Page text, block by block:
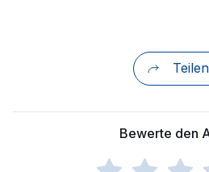
Teilen
Bewerte den